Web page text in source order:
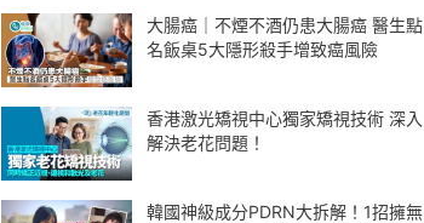
大腸癌｜不煙不酒仍患大腸癌 醫生點
名飯桌5大隱形殺手增致癌風險
香港激光矯視中心獨家矯視技術 深入
解決老花問題！
韓國神級成分PDRN大拆解！1招擁無